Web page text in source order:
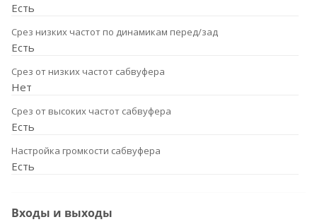
Есть
Срез низких частот по динамикам перед/зад
Есть
Срез от низких частот сабвуфера
Нет
Срез от высоких частот сабвуфера
Есть
Настройка громкости сабвуфера
Есть
Входы и выходы